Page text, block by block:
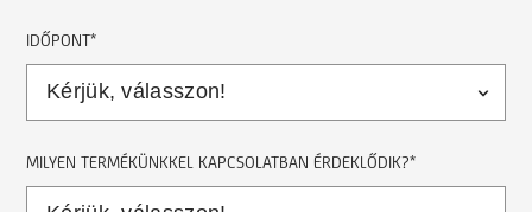
IDŐPONT*
MILYEN TERMÉKÜNKKEL KAPCSOLATBAN ÉRDEKLŐDIK?*